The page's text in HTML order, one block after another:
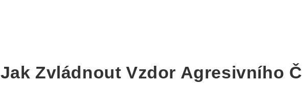
Jak Zvládnout Vzdor Agresivního